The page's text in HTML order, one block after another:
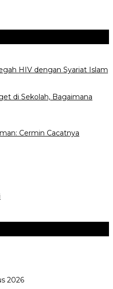
HIV dengan Syariat Islam
di Sekolah, Bagaimana
Cermin Cacatnya
2026